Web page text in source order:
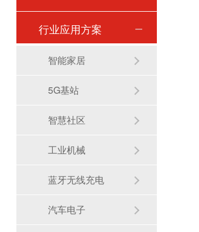
行业应用方案
智能家居
5G基站
智慧社区
工业机械
蓝牙无线充电
汽车电子
双线圈无线充线圈